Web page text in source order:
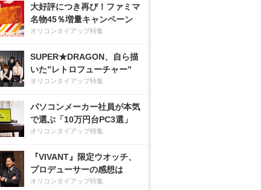
大好評につき再び！ファミマ
名物45％増量キャンペーン
オリコンタイアップ特集
SUPER★DRAGON、自ら描
いた”レトロフューチャー”
オリコンタイアップ特集
パソコンメーカー社員が本気
で選ぶ「10万円台PC3選」
オリコンタイアップ特集
『VIVANT』限定ウオッチ、
プロデューサーの感想は
オリコンタイアップ特集